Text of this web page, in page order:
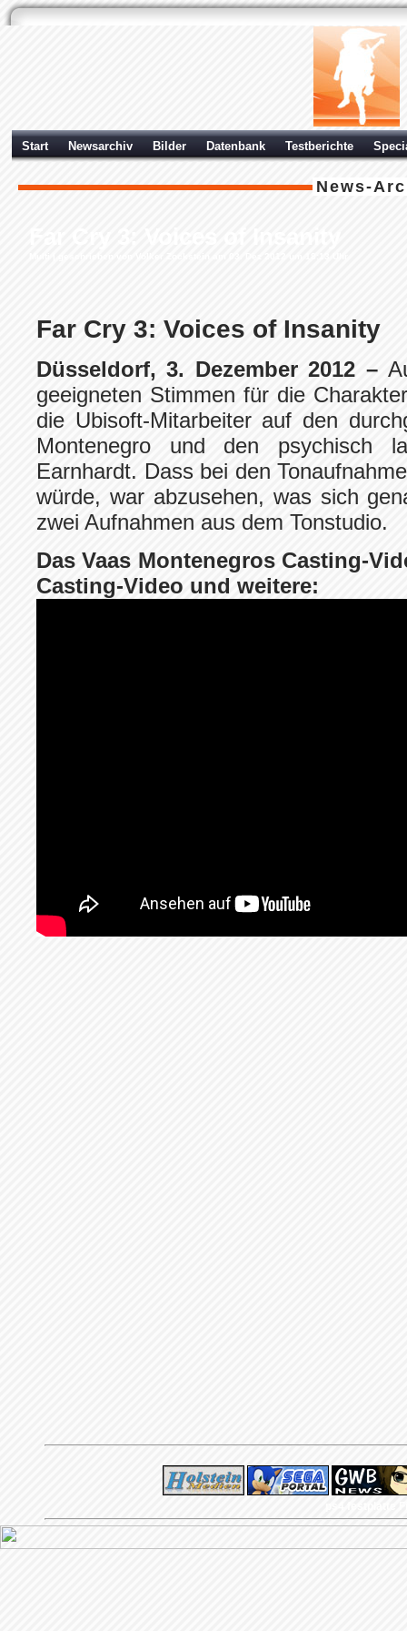
Start Newsarchiv Bilder Datenbank Testberichte
News-
Far Cry 3: Voices of Insanity
Düsseldorf, 3. Dezember 2012 –
geeigneten Stimmen für die
die Ubisoft-Mitarbeiter auf den
Montenegro und den psychisch
Earnhardt. Dass bei den
würde, war abzusehen, was sich
zwei Aufnahmen aus dem Tonstudio.
Das Vaas Montenegros Casting-
Casting-Video und weitere: